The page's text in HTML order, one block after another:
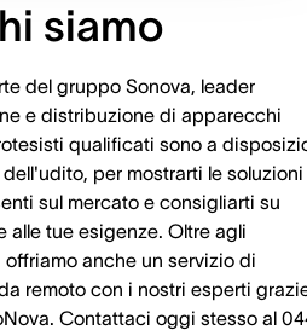
siamo
del gruppo Sonova, leader
e distribuzione di apparecchi
qualificati sono a
per mostrarti le soluzioni
sul mercato e consigliarti su
alle tue esigenze. Oltre agli
anche un servizio di
remoto con i nostri esperti
Contattaci oggi stesso al